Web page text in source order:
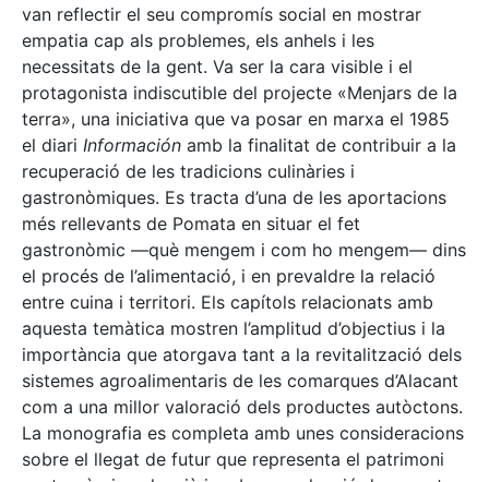
van reflectir el seu compromís social en mostrar
empatia cap als problemes, els anhels i les
necessitats de la gent. Va ser la cara visible i el
protagonista indiscutible del projecte «Menjars de la
terra», una iniciativa que va posar en marxa el 1985
el diari Información amb la finalitat de contribuir a la
recuperació de les tradicions culinàries i
gastronòmiques. Es tracta d’una de les aportacions
més rellevants de Pomata en situar el fet
gastronòmic —què mengem i com ho mengem— dins
el procés de l’alimentació, i en prevaldre la relació
entre cuina i territori. Els capítols relacionats amb
aquesta temàtica mostren l’amplitud d’objectius i la
importància que atorgava tant a la revitalització dels
sistemes agroalimentaris de les comarques d’Alacant
com a una millor valoració dels productes autòctons.
La monografia es completa amb unes consideracions
sobre el llegat de futur que representa el patrimoni